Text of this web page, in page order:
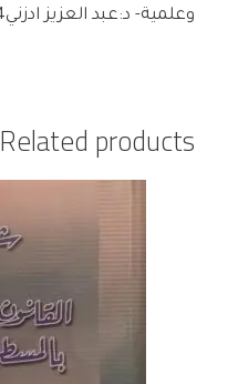
وعلمية- د:عبد العزيز ادزني9789920765114
Related products